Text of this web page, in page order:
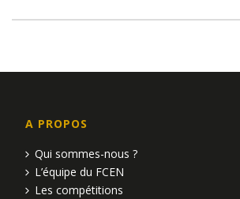
A PROPOS
Qui sommes-nous ?
L’équipe du FCEN
Les compétitions